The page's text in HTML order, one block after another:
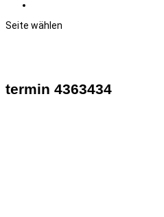
Seite wählen
termin 4363434